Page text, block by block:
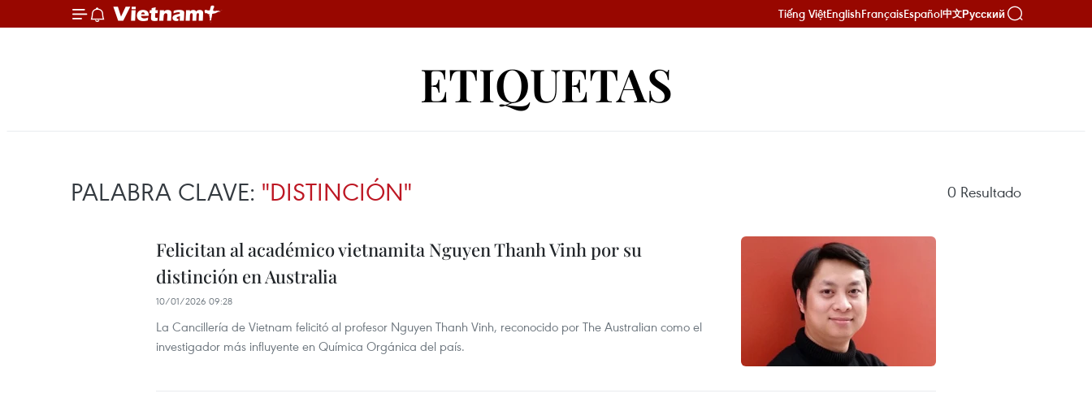
Tiếng ViệtEnglishFrançaisEspañol中文Русский
ETIQUETAS
PALABRA CLAVE: "DISTINCIÓN" 0 Resultado
Felicitan al académico vietnamita Nguyen Thanh Vinh por su
distinción en Australia
10/01/2026 09:28
La Cancillería de Vietnam felicitó al profesor Nguyen Thanh Vinh, reconocido por The Australian como el
investigador más influyente en Química Orgánica del país.